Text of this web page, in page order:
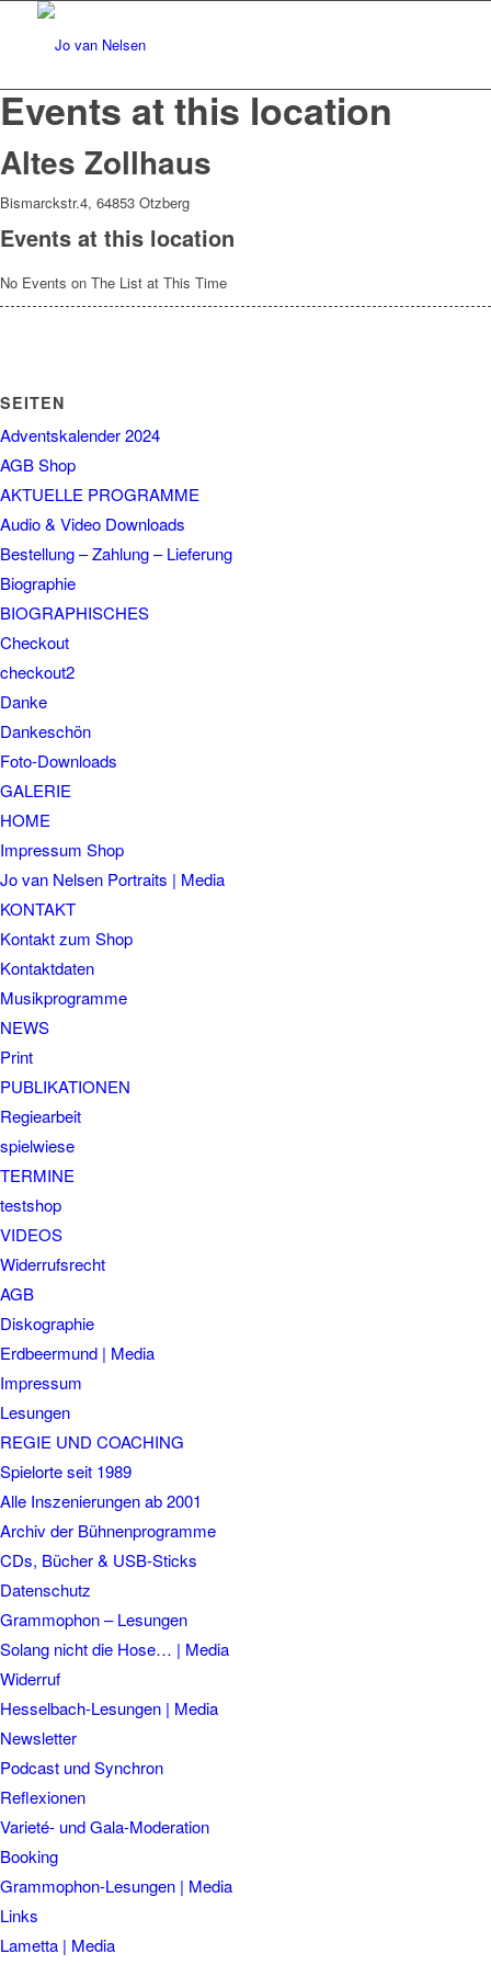
Events at this location
Altes Zollhaus
Bismarckstr.4, 64853 Otzberg
Events at this location
No Events on The List at This Time
SEITEN
Adventskalender 2024
AGB Shop
AKTUELLE PROGRAMME
Audio & Video Downloads
Bestellung – Zahlung – Lieferung
Biographie
BIOGRAPHISCHES
Checkout
checkout2
Danke
Dankeschön
Foto-Downloads
GALERIE
HOME
Impressum Shop
Jo van Nelsen Portraits | Media
KONTAKT
Kontakt zum Shop
Kontaktdaten
Musikprogramme
NEWS
Print
PUBLIKATIONEN
Regiearbeit
spielwiese
TERMINE
testshop
VIDEOS
Widerrufsrecht
AGB
Diskographie
Erdbeermund | Media
Impressum
Lesungen
REGIE UND COACHING
Spielorte seit 1989
Alle Inszenierungen ab 2001
Archiv der Bühnenprogramme
CDs, Bücher & USB-Sticks
Datenschutz
Grammophon – Lesungen
Solang nicht die Hose… | Media
Widerruf
Hesselbach-Lesungen | Media
Newsletter
Podcast und Synchron
Reflexionen
Varieté- und Gala-Moderation
Booking
Grammophon-Lesungen | Media
Links
Lametta | Media